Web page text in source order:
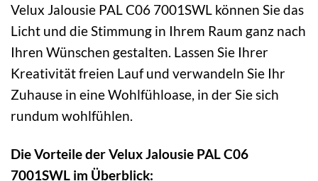
Velux Jalousie PAL C06 7001SWL können Sie das
Licht und die Stimmung in Ihrem Raum ganz nach
Ihren Wünschen gestalten. Lassen Sie Ihrer
Kreativität freien Lauf und verwandeln Sie Ihr
Zuhause in eine Wohlfühloase, in der Sie sich
rundum wohlfühlen.
Die Vorteile der Velux Jalousie PAL C06
7001SWL im Überblick: